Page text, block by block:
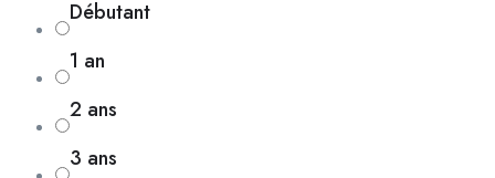
Débutant
1 an
2 ans
3 ans